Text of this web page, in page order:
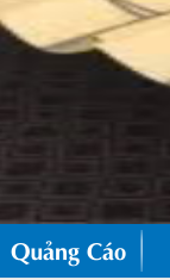
Quảng Cáo